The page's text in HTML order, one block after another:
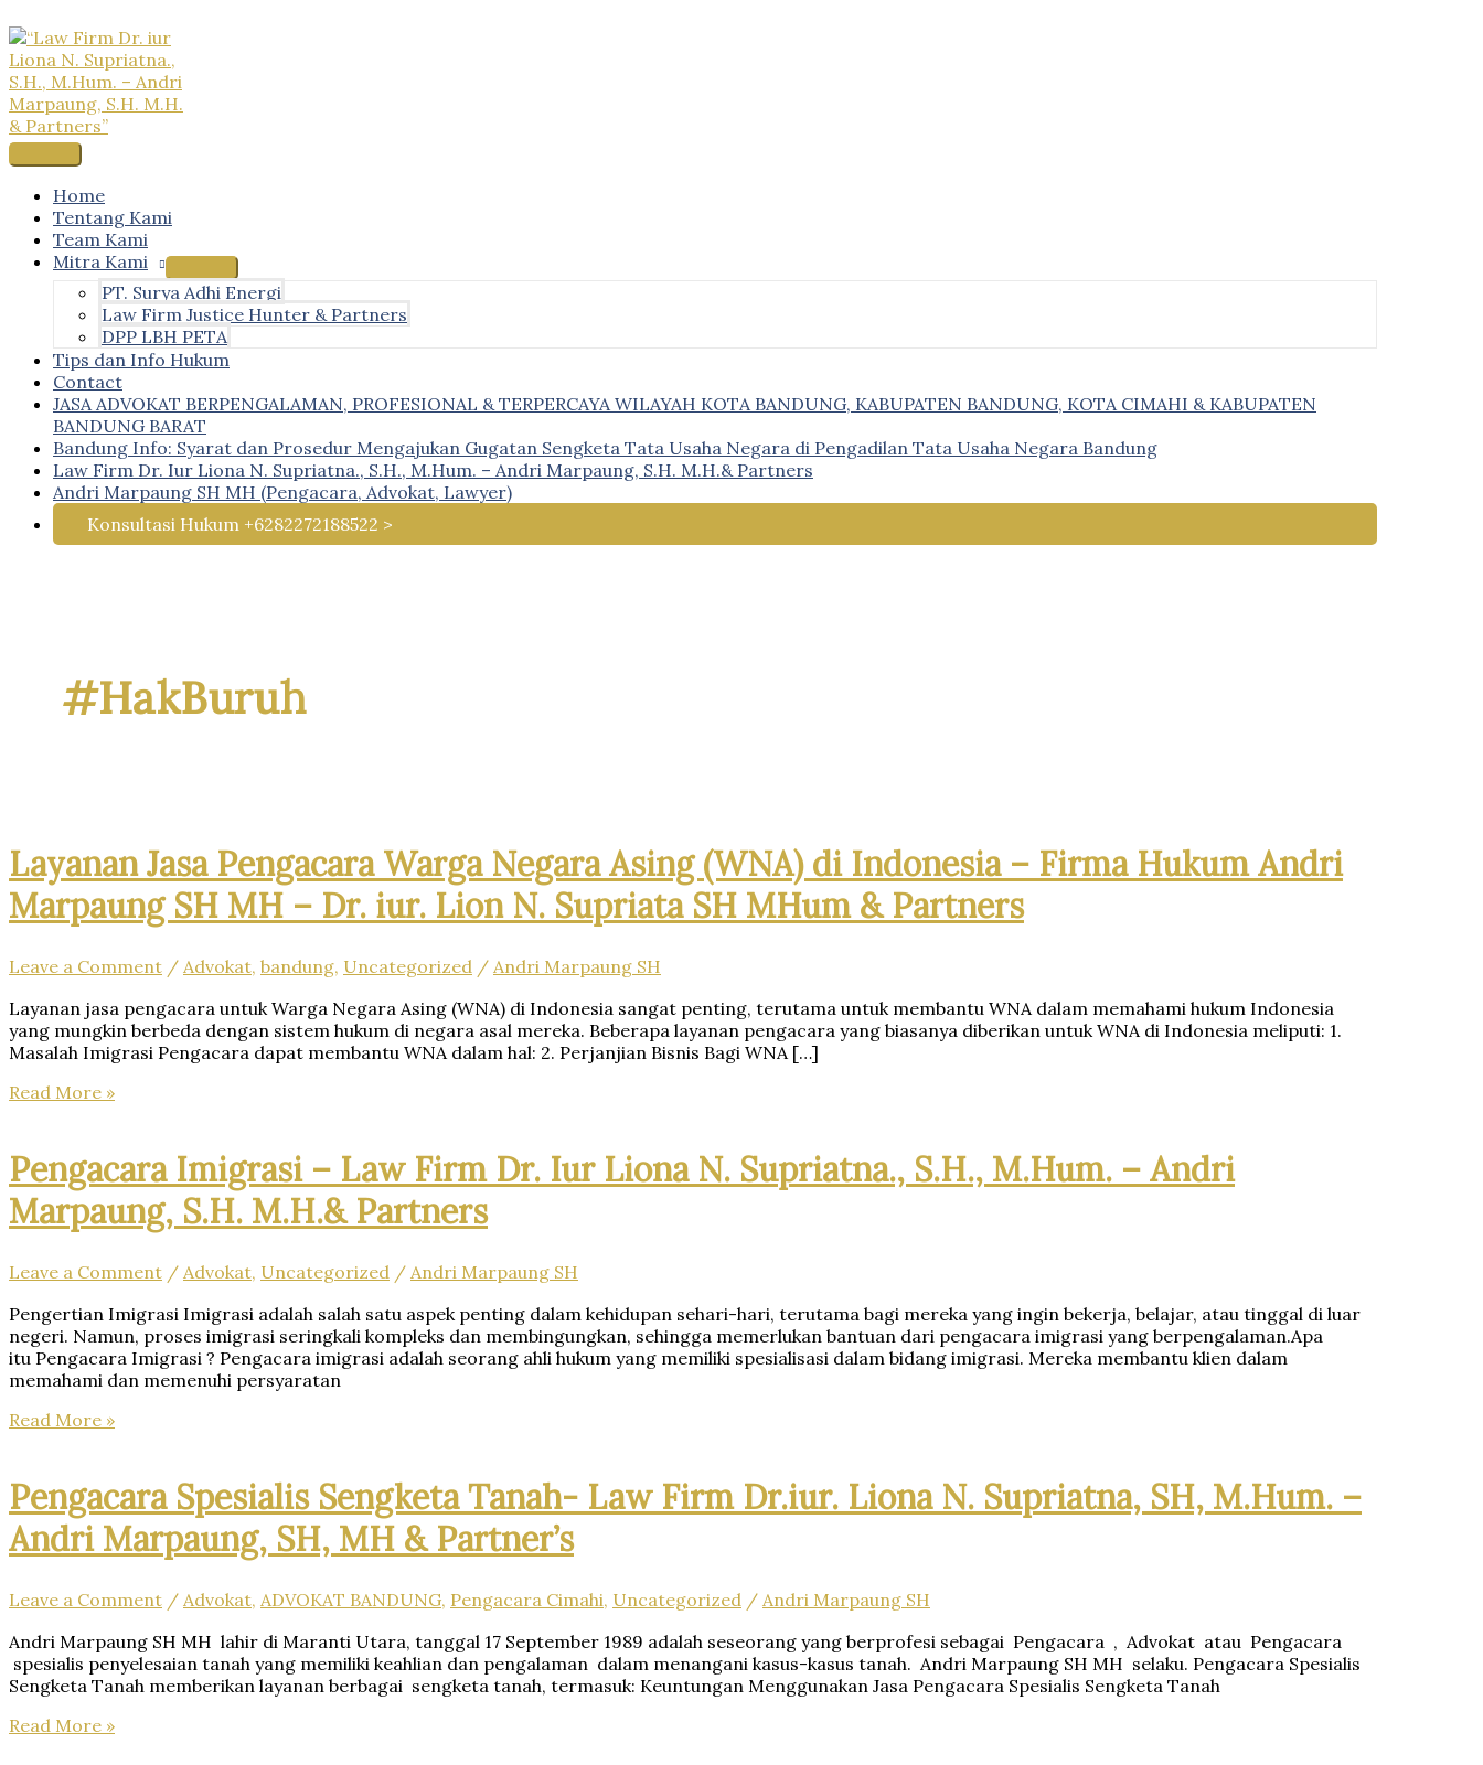
to
content
Main
Menu
Home
Tentang Kami
Team Kami
Mitra Kami
PT. Surya Adhi Energi
Law Firm Justice Hunter & Partners
DPP LBH PETA
Tips dan Info Hukum
Contact
JASA ADVOKAT BERPENGALAMAN, PROFESIONAL & TERPERCAYA WILAYAH KOTA BANDUNG, KABUPATEN BANDUNG, KOTA CIMAHI & KABUPATEN
BANDUNG BARAT
Bandung Info: Syarat dan Prosedur Mengajukan Gugatan Sengketa Tata Usaha Negara di Pengadilan Tata Usaha Negara Bandung
Law Firm Dr. Iur Liona N. Supriatna., S.H., M.Hum. – Andri Marpaung, S.H. M.H.& Partners
Andri Marpaung SH MH (Pengacara, Advokat, Lawyer)
Konsultasi Hukum +6282272188522 >
#HakBuruh
Layanan Jasa Pengacara Warga Negara Asing (WNA) di Indonesia – Firma Hukum Andri
Marpaung SH MH – Dr. iur. Lion N. Supriata SH MHum & Partners
Leave a Comment / Advokat, bandung, Uncategorized / Andri Marpaung SH
Layanan jasa pengacara untuk Warga Negara Asing (WNA) di Indonesia sangat penting, terutama untuk membantu WNA dalam memahami hukum Indonesia
yang mungkin berbeda dengan sistem hukum di negara asal mereka. Beberapa layanan pengacara yang biasanya diberikan untuk WNA di Indonesia meliputi: 1.
Masalah Imigrasi Pengacara dapat membantu WNA dalam hal: 2. Perjanjian Bisnis Bagi WNA […]
Layanan
Warga
Negara
Asing
(WNA)
Indonesia
Hukum
Andri
Marpaung
SH
–
Lion
N.
Supriata
SH
&
Read More »
Pengacara Imigrasi – Law Firm Dr. Iur Liona N. Supriatna., S.H., M.Hum. – Andri
Marpaung, S.H. M.H.& Partners
Leave a Comment / Advokat, Uncategorized / Andri Marpaung SH
Pengertian Imigrasi Imigrasi adalah salah satu aspek penting dalam kehidupan sehari-hari, terutama bagi mereka yang ingin bekerja, belajar, atau tinggal di luar
negeri. Namun, proses imigrasi seringkali kompleks dan membingungkan, sehingga memerlukan bantuan dari pengacara imigrasi yang berpengalaman.Apa
itu Pengacara Imigrasi ? Pengacara imigrasi adalah seorang ahli hukum yang memiliki spesialisasi dalam bidang imigrasi. Mereka membantu klien dalam
memahami dan memenuhi persyaratan
Pengacara
Law
Firm
Dr.
Iur
N.
S.H.,
M.Hum.
–
Marpaung,
Read More »
Pengacara Spesialis Sengketa Tanah- Law Firm Dr.iur. Liona N. Supriatna, SH, M.Hum. –
Andri Marpaung, SH, MH & Partner’s
Leave a Comment / Advokat, ADVOKAT BANDUNG, Pengacara Cimahi, Uncategorized / Andri Marpaung SH
Andri Marpaung SH MH lahir di Maranti Utara, tanggal 17 September 1989 adalah seseorang yang berprofesi sebagai Pengacara , Advokat atau Pengacara
spesialis penyelesaian tanah yang memiliki keahlian dan pengalaman dalam menangani kasus-kasus tanah. Andri Marpaung SH MH selaku. Pengacara Spesialis
Sengketa Tanah memberikan layanan berbagai sengketa tanah, termasuk: Keuntungan Menggunakan Jasa Pengacara Spesialis Sengketa Tanah
Pengacara
Read More »